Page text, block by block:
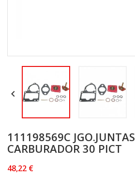

111198569C JGO.JUNTAS
CARBURADOR 30 PICT
48,22 €